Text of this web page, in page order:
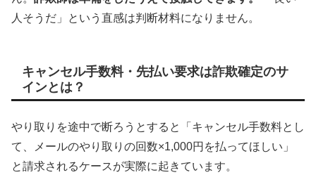
人そうだ」という直感は判断材料になりません。
キャンセル手数料・先払い要求は詐欺確定のサ
インとは？
やり取りを途中で断ろうとすると「キャンセル手数料とし
て、メールのやり取りの回数×1,000円を払ってほしい」
と請求されるケースが実際に起きています。